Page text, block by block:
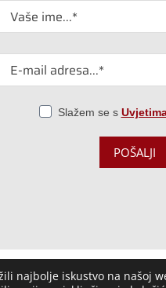
Slažem se s
POŠALJI
najbolje iskustvo na našoj